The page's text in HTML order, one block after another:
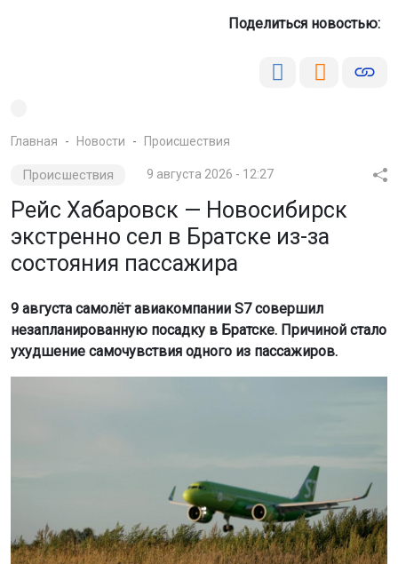
Поделиться новостью:
Главная Новости Происшествия
Происшествия 9 августа 2026 - 12:27
Рейс Хабаровск — Новосибирск
экстренно сел в Братске из-за
состояния пассажира
9 августа самолёт авиакомпании S7 совершил
незапланированную посадку в Братске. Причиной стало
ухудшение самочувствия одного из пассажиров.